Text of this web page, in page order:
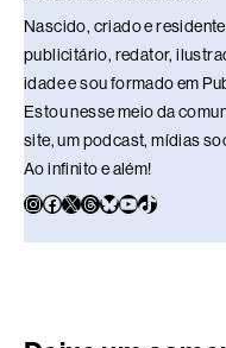
Nascido, criado e
publicitário, redator,
idade e sou formado em
Estou nesse meio da
site, um podcast, mídias
Ao infinito e além!